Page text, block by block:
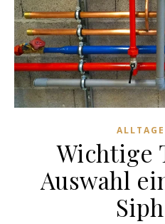
ALLTAGE
Wichtige
Auswahl